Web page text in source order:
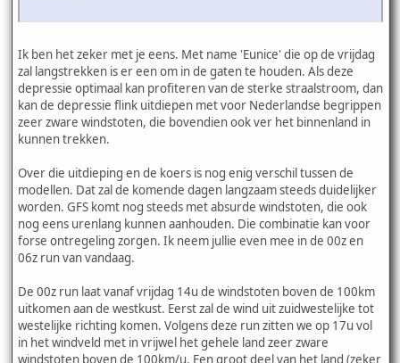
Ik ben het zeker met je eens. Met name 'Eunice' die op de vrijdag
zal langstrekken is er een om in de gaten te houden. Als deze
depressie optimaal kan profiteren van de sterke straalstroom, dan
kan de depressie flink uitdiepen met voor Nederlandse begrippen
zeer zware windstoten, die bovendien ook ver het binnenland in
kunnen trekken.
Over die uitdieping en de koers is nog enig verschil tussen de
modellen. Dat zal de komende dagen langzaam steeds duidelijker
worden. GFS komt nog steeds met absurde windstoten, die ook
nog eens urenlang kunnen aanhouden. Die combinatie kan voor
forse ontregeling zorgen. Ik neem jullie even mee in de 00z en
06z run van vandaag.
De 00z run laat vanaf vrijdag 14u de windstoten boven de 100km
uitkomen aan de westkust. Eerst zal de wind uit zuidwestelijke tot
westelijke richting komen. Volgens deze run zitten we op 17u vol
in het windveld met in vrijwel het gehele land zeer zware
windstoten boven de 100km/u. Een groot deel van het land (zeker